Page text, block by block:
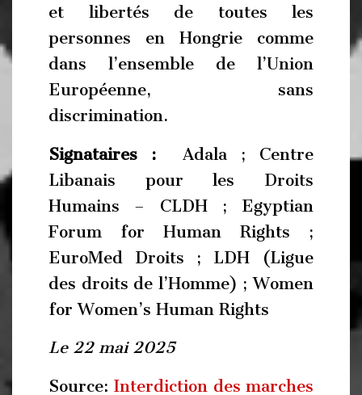
et libertés de toutes les
personnes en Hongrie comme
dans l’ensemble de l’Union
Européenne, sans
discrimination.
Signataires : Adala ; Centre
Libanais pour les Droits
Humains – CLDH; Egyptian
Forum for Human Rights ;
EuroMed Droits ; LDH (Ligue
des droits de l’Homme) ;Women
for Women’s Human Rights
Le 22 mai 2025
Source: Interdiction des marches